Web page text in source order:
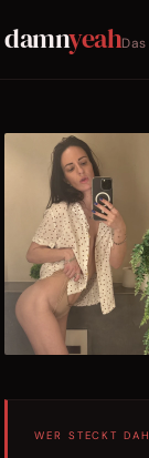
damnyeah
WER STECKT